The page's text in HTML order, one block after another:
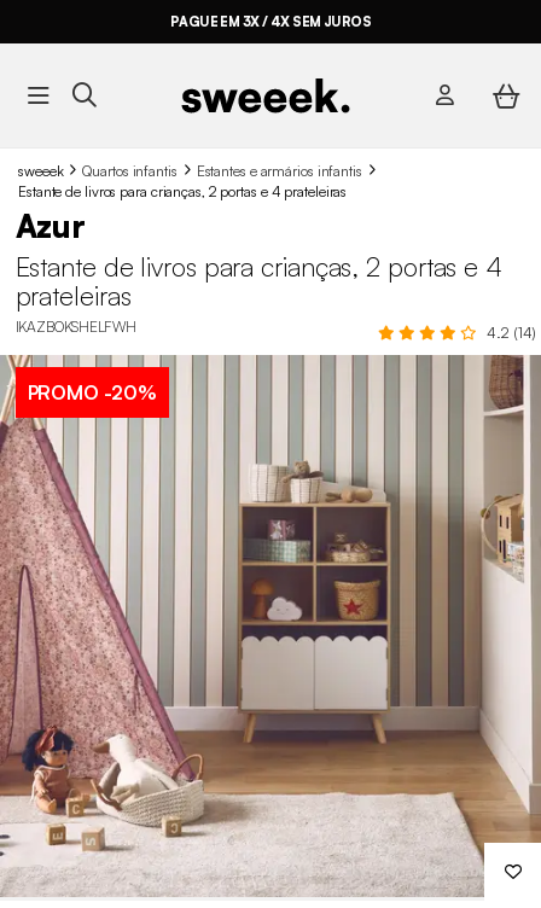
PAGUE EM 3X / 4X SEM JUROS
sweeek Quartos infantis
Estantes e armários infantis
Estante de livros para crianças, 2 portas e 4 prateleiras
Azur
Estante de livros para crianças, 2 portas e 4
prateleiras
IKAZBOKSHELFWH 4.2 (14)
PROMO -20%